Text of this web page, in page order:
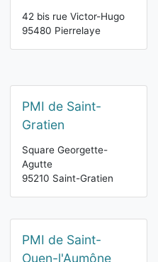
42 bis rue Victor-Hugo
95480 Pierrelaye
PMI de Saint-
Gratien
Square Georgette-
Agutte
95210 Saint-Gratien
PMI de Saint-
Ouen-l'Aumône